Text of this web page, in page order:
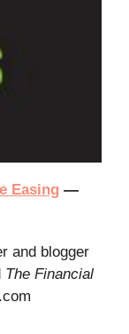
Easing —
and blogger
The Financial